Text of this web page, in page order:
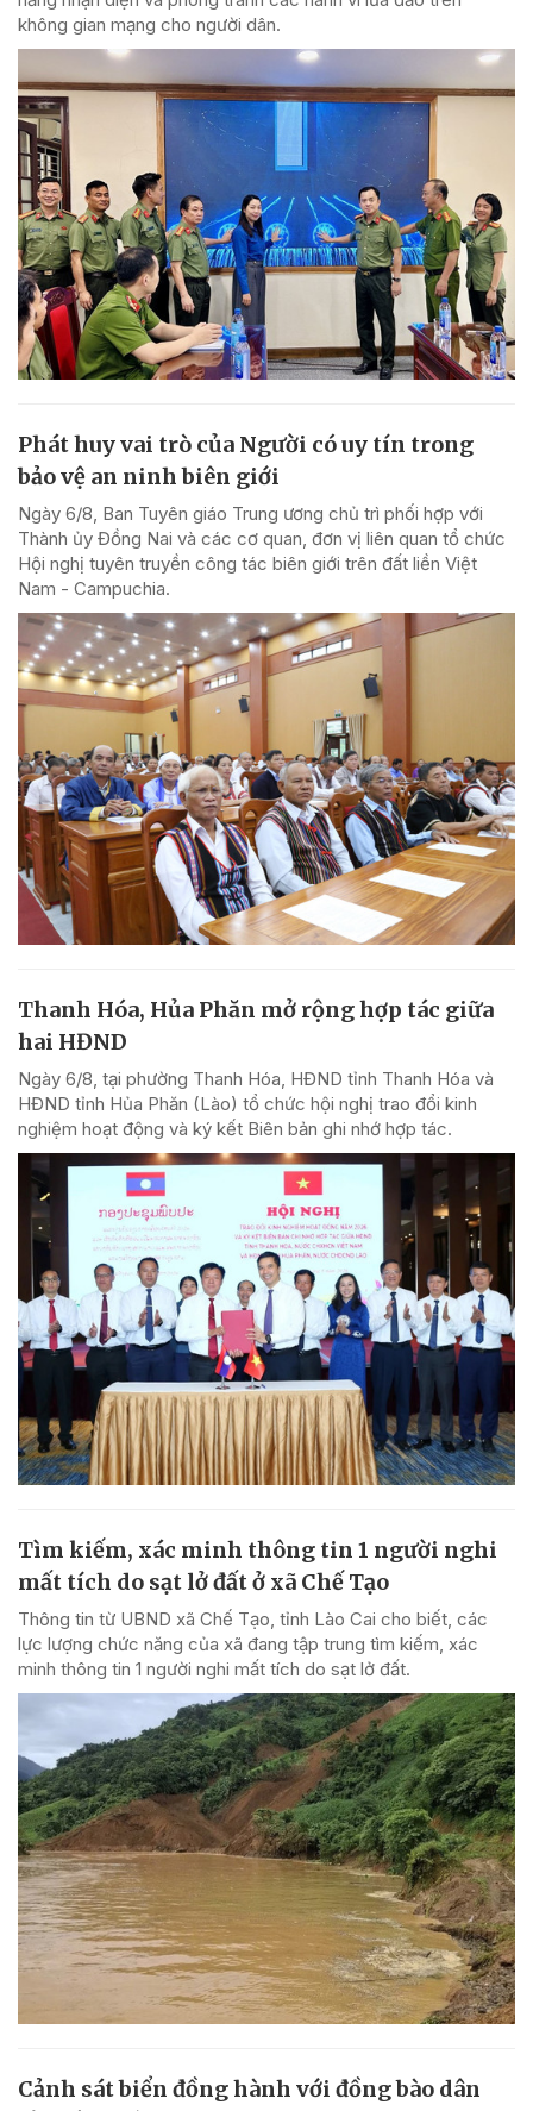
không gian mạng cho người dân.
Phát huy vai trò của Người có uy tín trong
bảo vệ an ninh biên giới
Ngày 6/8, Ban Tuyên giáo Trung ương chủ trì phối hợp với
Thành ủy Đồng Nai và các cơ quan, đơn vị liên quan tổ chức
Hội nghị tuyên truyền công tác biên giới trên đất liền Việt
Nam - Campuchia.
Thanh Hóa, Hủa Phăn mở rộng hợp tác giữa
hai HĐND
Ngày 6/8, tại phường Thanh Hóa, HĐND tỉnh Thanh Hóa và
HĐND tỉnh Hủa Phăn (Lào) tổ chức hội nghị trao đổi kinh
nghiệm hoạt động và ký kết Biên bản ghi nhớ hợp tác.
Tìm kiếm, xác minh thông tin 1 người nghi
mất tích do sạt lở đất ở xã Chế Tạo
Thông tin từ UBND xã Chế Tạo, tỉnh Lào Cai cho biết, các
lực lượng chức năng của xã đang tập trung tìm kiếm, xác
minh thông tin 1 người nghi mất tích do sạt lở đất.
Cảnh sát biển đồng hành với đồng bào dân